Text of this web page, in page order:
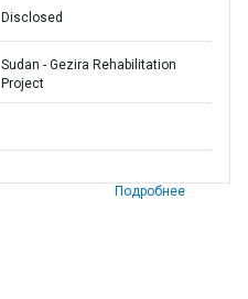
Disclosed
Sudan - Gezira Rehabilitation
Project
Подробнее